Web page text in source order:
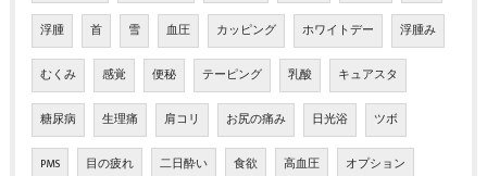
浮腫 首 雪 血圧 カッピング ホワイトデー 浮腫み
むくみ 感覚 便秘 テーピング 乳酸 キュアスタ
糖尿病 生理痛 肩コリ お尻の痛み 日光浴 ツボ
PMS 目の疲れ 二日酔い 食欲 高血圧 オプション